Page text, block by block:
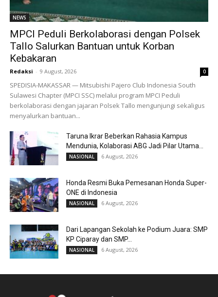
NEWS
MPCI Peduli Berkolaborasi dengan Polsek
Tallo Salurkan Bantuan untuk Korban
Kebakaran
Redaksi - 9 August, 2026 0
SPEDISIA-MAKASSAR — Mitsubishi Pajero Club Indonesia South
Sulawesi Chapter (MPCI SSC) melalui program MPCI Peduli
berkolaborasi dengan jajaran Polsek Tallo mengunjungi sekaligus
menyalurkan bantuan...
Taruna Ikrar Beberkan Rahasia Kampus
Mendunia, Kolaborasi ABG Jadi Pilar Utama...
NASIONAL 6 August, 2026
Honda Resmi Buka Pemesanan Honda Super-
ONE di Indonesia
NASIONAL 6 August, 2026
Dari Lapangan Sekolah ke Podium Juara: SMP
KP Ciparay dan SMP...
NASIONAL 6 August, 2026